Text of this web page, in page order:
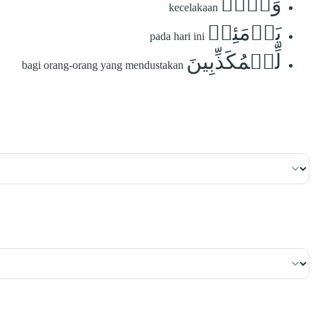
kecelakaan
يَوۡمَئِذٖ pada hari ini
لِّلۡمُكَذِّبِينَ bagi orang-orang yang mendustakan